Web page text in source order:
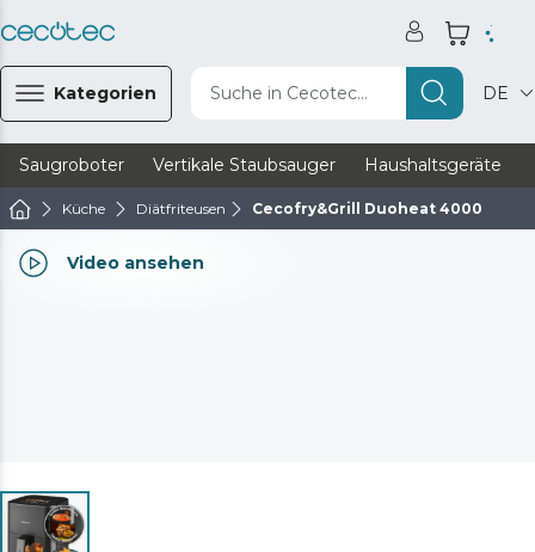
Kategorien Suche in Cecotec... DE
Saugroboter Vertikale Staubsauger Haushaltsgeräte
Küche Diätfriteusen Cecofry&Grill Duoheat 4000
Video ansehen